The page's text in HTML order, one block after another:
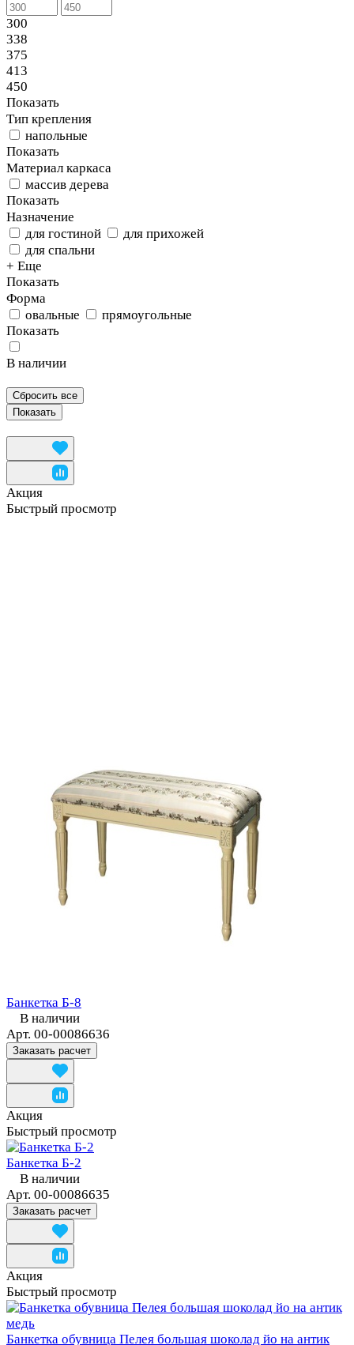
300
338
375
413
450
Показать
Тип крепления
напольные
Показать
Материал каркаса
массив дерева
Показать
Назначение
для гостиной
для прихожей
для спальни
+ Еще
Показать
Форма
овальные
прямоугольные
Показать
В наличии
Сбросить все
Акция
Быстрый просмотр
Банкетка Б-8
В наличии
Арт. 00-00086636
Заказать расчет
Акция
Быстрый просмотр
Банкетка Б-2
В наличии
Арт. 00-00086635
Заказать расчет
Акция
Быстрый просмотр
Банкетка обувница Пелея большая шоколад йо на антик